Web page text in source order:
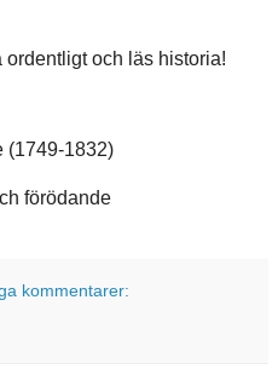
och läs historia!
(1749-1832)
förödande
kommentarer: